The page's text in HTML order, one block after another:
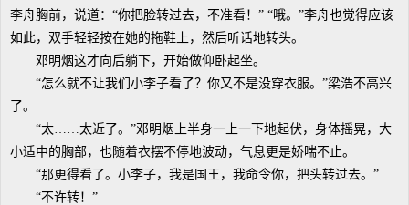
李舟胸前，说道：“你把脸转过去，不准看！” “哦。”李舟也觉得应该
如此，双手轻轻按在她的拖鞋上，然后听话地转头。
邓明烟这才向后躺下，开始做仰卧起坐。
“怎么就不让我们小李子看了？你又不是没穿衣服。”梁浩不高兴
了。
“太……太近了。”邓明烟上半身一上一下地起伏，身体摇晃，大
小适中的胸部，也随着衣摆不停地波动，气息更是娇喘不止。
“那更得看了。小李子，我是国王，我命令你，把头转过去。”
“不许转！”